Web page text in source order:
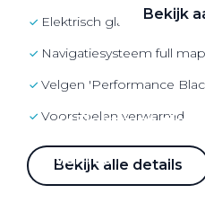
Bekijk
Elektrisch rijden
Verhuur
elektrisch glazen
navigatiesysteem full map
Velgen 'Performance
voorstoelen verwarmd
Bekijk alle details